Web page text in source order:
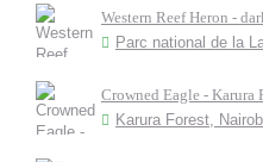
Western Reef Heron -
Parc national de la
Crowned Eagle - Karura
Karura Forest,